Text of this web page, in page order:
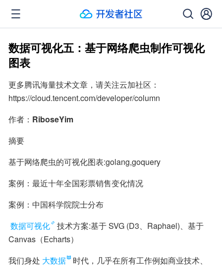
数据可视化五：基于网络爬虫制作可视化
图表
更多腾讯海量技术文章，请关注云加社区：
https://cloud.tencent.com/developer/column
作者： RiboseYim
摘要
基于网络爬虫的可视化图表:golang,goquery
案例：最近十年全国彩票销售变化情况
案例：中国科学院院士分布
数据可视化
技术方案:基于 SVG (D3、Raphael)、基于
Canvas（Echarts）
我们身处 大数据
时代，几乎在所有工作例如商业技术、